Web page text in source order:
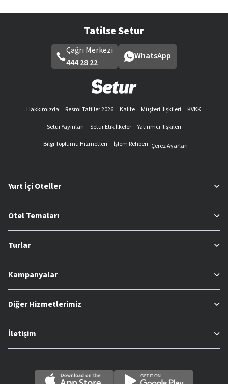
Tatilse Setur
Çağrı Merkezi
444 28 22
WhatsApp
Hakkımızda Resmi Tatiller 2026 Kalite Müşteri İlişkileri
KVKK
Setur Yayınları
Setur Etik İlkeler
Yatırımcı İlişkileri
Bilgi Toplumu Hizmetleri
İşlem Rehberi Çerez Ayarları
Yurt İçi Oteller
Otel Temaları
Turlar
Kampanyalar
Diğer Hizmetlerimiz
İletişim